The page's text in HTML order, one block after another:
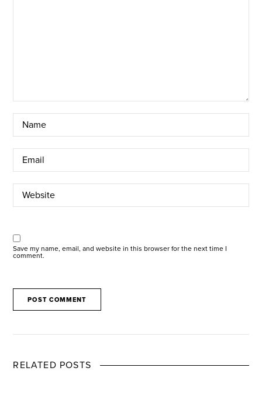
Save my name, email, and website in this browser for the next time I
comment.
RELATED POSTS